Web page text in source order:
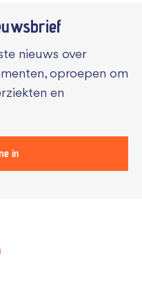
nieuws over
oproepen om
en
in